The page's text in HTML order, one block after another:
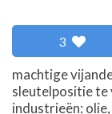
3
machtige
sleutelpositie te
industrieën: